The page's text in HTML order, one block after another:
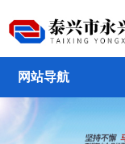
网站导航